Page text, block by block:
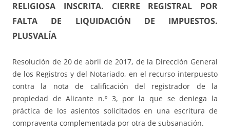
RELIGIOSA INSCRITA. CIERRE REGISTRAL POR
FALTA DE LIQUIDACIÓN DE IMPUESTOS.
PLUSVALÍA
Resolución de 20 de abril de 2017, de la Dirección General
de los Registros y del Notariado, en el recurso interpuesto
contra la nota de calificación del registrador de la
propiedad de Alicante n.º 3, por la que se deniega la
práctica de los asientos solicitados en una escritura de
compraventa complementada por otra de subsanación.